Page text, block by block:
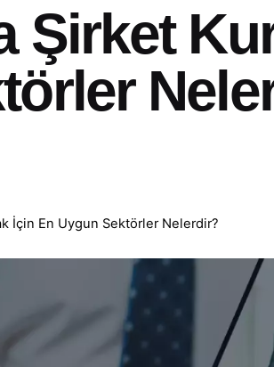
Şirket
İçin En Uygun Sektörler Nelerdir?